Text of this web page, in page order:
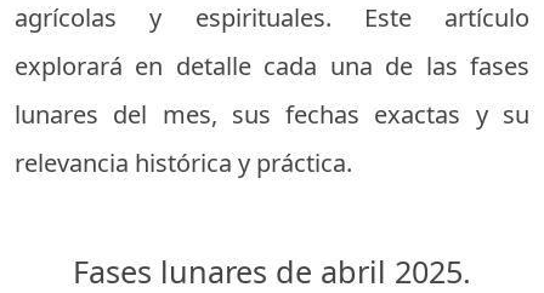
agrícolas y espirituales. Este artículo
explorará en detalle cada una de las fases
lunares del mes, sus fechas exactas y su
relevancia histórica y práctica.
Fases lunares de abril 2025.